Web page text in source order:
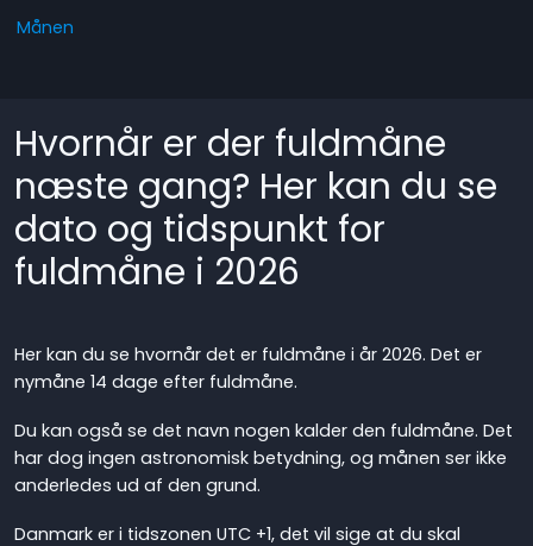
Månen
Hvornår er der fuldmåne
næste gang? Her kan du se
dato og tidspunkt for
fuldmåne i 2026
Her kan du se hvornår det er fuldmåne i år 2026. Det er
nymåne 14 dage efter fuldmåne.
Du kan også se det navn nogen kalder den fuldmåne. Det
har dog ingen astronomisk betydning, og månen ser ikke
anderledes ud af den grund.
Danmark er i tidszonen UTC +1, det vil sige at du skal